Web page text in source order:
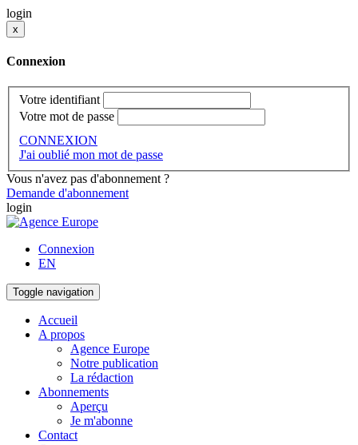
login
x
Connexion
Votre identifiant
Votre mot de passe
CONNEXION
J'ai oublié mon mot de passe
Vous n'avez pas d'abonnement ?
Demande d'abonnement
login
Connexion
EN
Toggle navigation
Accueil
A propos
Agence Europe
Notre publication
La rédaction
Abonnements
Aperçu
Je m'abonne
Contact